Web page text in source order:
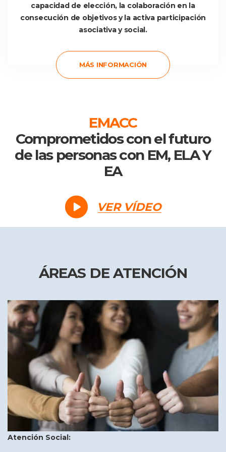
capacidad de elección, la colaboración en la
consecución de objetivos y la activa participación
asociativa y social.
MÁS INFORMACIÓN
EMACC
Comprometidos con el futuro
de las personas con EM, ELA Y
EA
VER VÍDEO
ÁREAS DE ATENCIÓN
Atención Social: